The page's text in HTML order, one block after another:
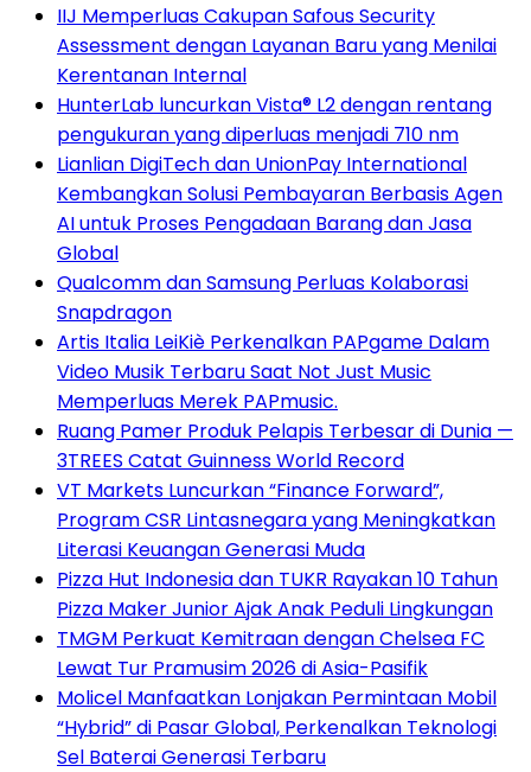
IIJ Memperluas Cakupan Safous Security
Assessment dengan Layanan Baru yang Menilai
Kerentanan Internal
HunterLab luncurkan Vista® L2 dengan rentang
pengukuran yang diperluas menjadi 710 nm
Lianlian DigiTech dan UnionPay International
Kembangkan Solusi Pembayaran Berbasis Agen
AI untuk Proses Pengadaan Barang dan Jasa
Global
Qualcomm dan Samsung Perluas Kolaborasi
Snapdragon
Artis Italia LeiKiè Perkenalkan PAPgame Dalam
Video Musik Terbaru Saat Not Just Music
Memperluas Merek PAPmusic.
Ruang Pamer Produk Pelapis Terbesar di Dunia —
3TREES Catat Guinness World Record
VT Markets Luncurkan “Finance Forward”,
Program CSR Lintasnegara yang Meningkatkan
Literasi Keuangan Generasi Muda
Pizza Hut Indonesia dan TUKR Rayakan 10 Tahun
Pizza Maker Junior Ajak Anak Peduli Lingkungan
TMGM Perkuat Kemitraan dengan Chelsea FC
Lewat Tur Pramusim 2026 di Asia-Pasifik
Molicel Manfaatkan Lonjakan Permintaan Mobil
“Hybrid” di Pasar Global, Perkenalkan Teknologi
Sel Baterai Generasi Terbaru